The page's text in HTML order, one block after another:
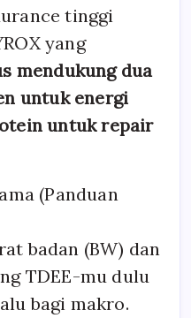
tinggi
yang
mendukung dua
untuk energi
untuk repair
(Panduan
badan (BW) dan
TDEE-mu dulu
bagi makro.